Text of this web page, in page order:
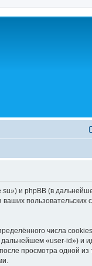
и phpBB (в
пользовательских
числа
«user-id») и
просмотра одной